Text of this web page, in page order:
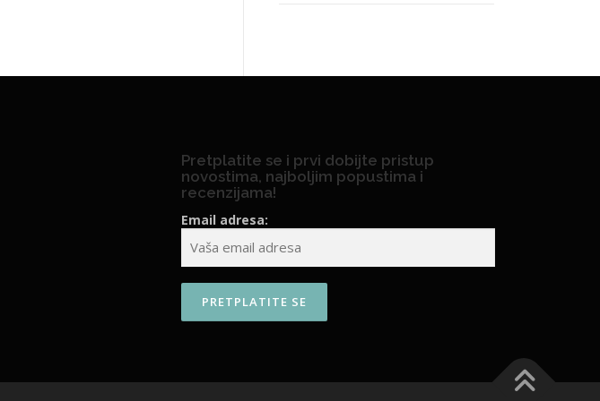
Pretplatite se i prvi dobijte pristup
novostima, najboljim popustima i
recenzijama!
Email adresa: